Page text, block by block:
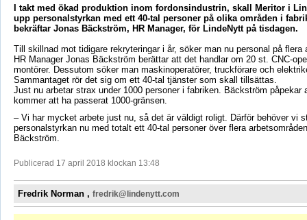
I takt med ökad produktion inom fordonsindustrin, skall Meritor i
upp personalstyrkan med ett 40-tal personer på olika områden i
bekräftar Jonas Bäckström, HR Manager, för LindeNytt på tisdagen.
Till skillnad mot tidigare rekryteringar i år, söker man nu personal på flera
HR Manager Jonas Bäckström berättar att det handlar om 20 st. CNC-
montörer. Dessutom söker man maskinoperatörer, truckförare och
Sammantaget rör det sig om ett 40-tal tjänster som skall tillsättas.
Just nu arbetar strax under 1000 personer i fabriken. Bäckström påpekar
kommer att ha passerat 1000-gränsen.
– Vi har mycket arbete just nu, så det är väldigt roligt. Därför behöver vi
personalstyrkan nu med totalt ett 40-tal personer över flera
Bäckström.
Publicerad 17 april 2018 klockan 13:48
Fredrik Norman , fredrik@lindenytt.com